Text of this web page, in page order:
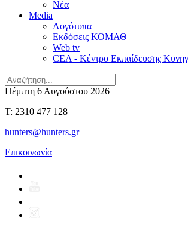
Νέα
Media
Λογότυπα
Εκδόσεις ΚΟΜΑΘ
Web tv
CEA - Κέντρο Εκπαίδευσης
Πέμπτη 6 Αυγούστου 2026
T: 2310 477 128
hunters@hunters.gr
Επικοινωνία